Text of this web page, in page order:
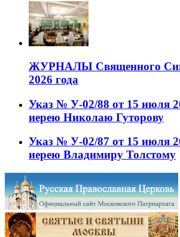
ЖУРНАЛЫ Священного
2026 года
Указ № У-02/88 от 15 июля
иерею Николаю Гуторову
Указ № У-02/87 от 15 июля
иерею Владимиру Толстому